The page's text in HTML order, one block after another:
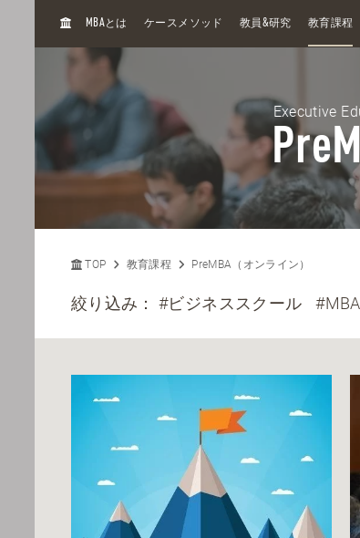
H
MBAとは ケースメソッド 教員&研究 教育課程
Executive
TOP 教育課程 PreMBA（オンライン）
絞り込み：#ビジネススクール